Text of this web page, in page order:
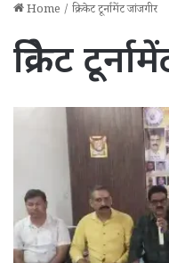
Home / क्रिकेट टूर्नामेंट जांजगीर
क्रिकेट